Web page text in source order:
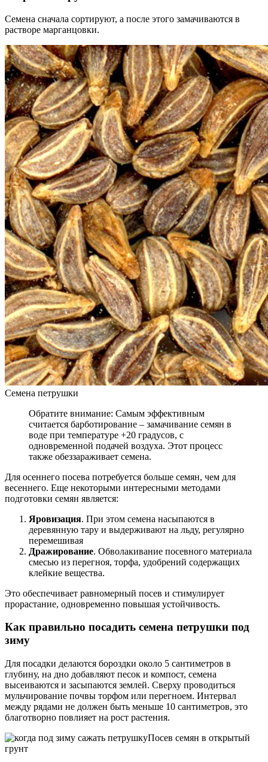
Семена сначала сортируют, а после этого замачиваются в
растворе марганцовки.
Семена петрушки
Обратите внимание: Самым эффективным
считается барботирование – замачивание семян в
воде при температуре +20 градусов, с
одновременной подачей воздуха. Этот процесс
также обеззараживает семена.
Для осеннего посева потребуется больше семян, чем для
весеннего. Еще некоторыми интересными методами
подготовки семян является:
Яровизация. При этом семена насыпаются в
деревянную тару и выдерживают на льду, регулярно
перемешивая
Дражирование. Обволакивание посевного материала
смесью из перегноя, торфа, удобрений содержащих
клейкие вещества.
Это обеспечивает равномерный посев и стимулирует
прорастание, одновременно повышая устойчивость.
Как правильно посадить семена петрушки под
зиму
Для посадки делаются бороздки около 5 сантиметров в
глубину, на дно добавляют песок и компост, семена
высеиваются и засыпаются землей. Сверху проводиться
мульчирование почвы торфом или перегноем. Интервал
между рядами не должен быть меньше 10 сантиметров, это
благотворно повлияет на рост растения.
Посев семян в открытый
грунт